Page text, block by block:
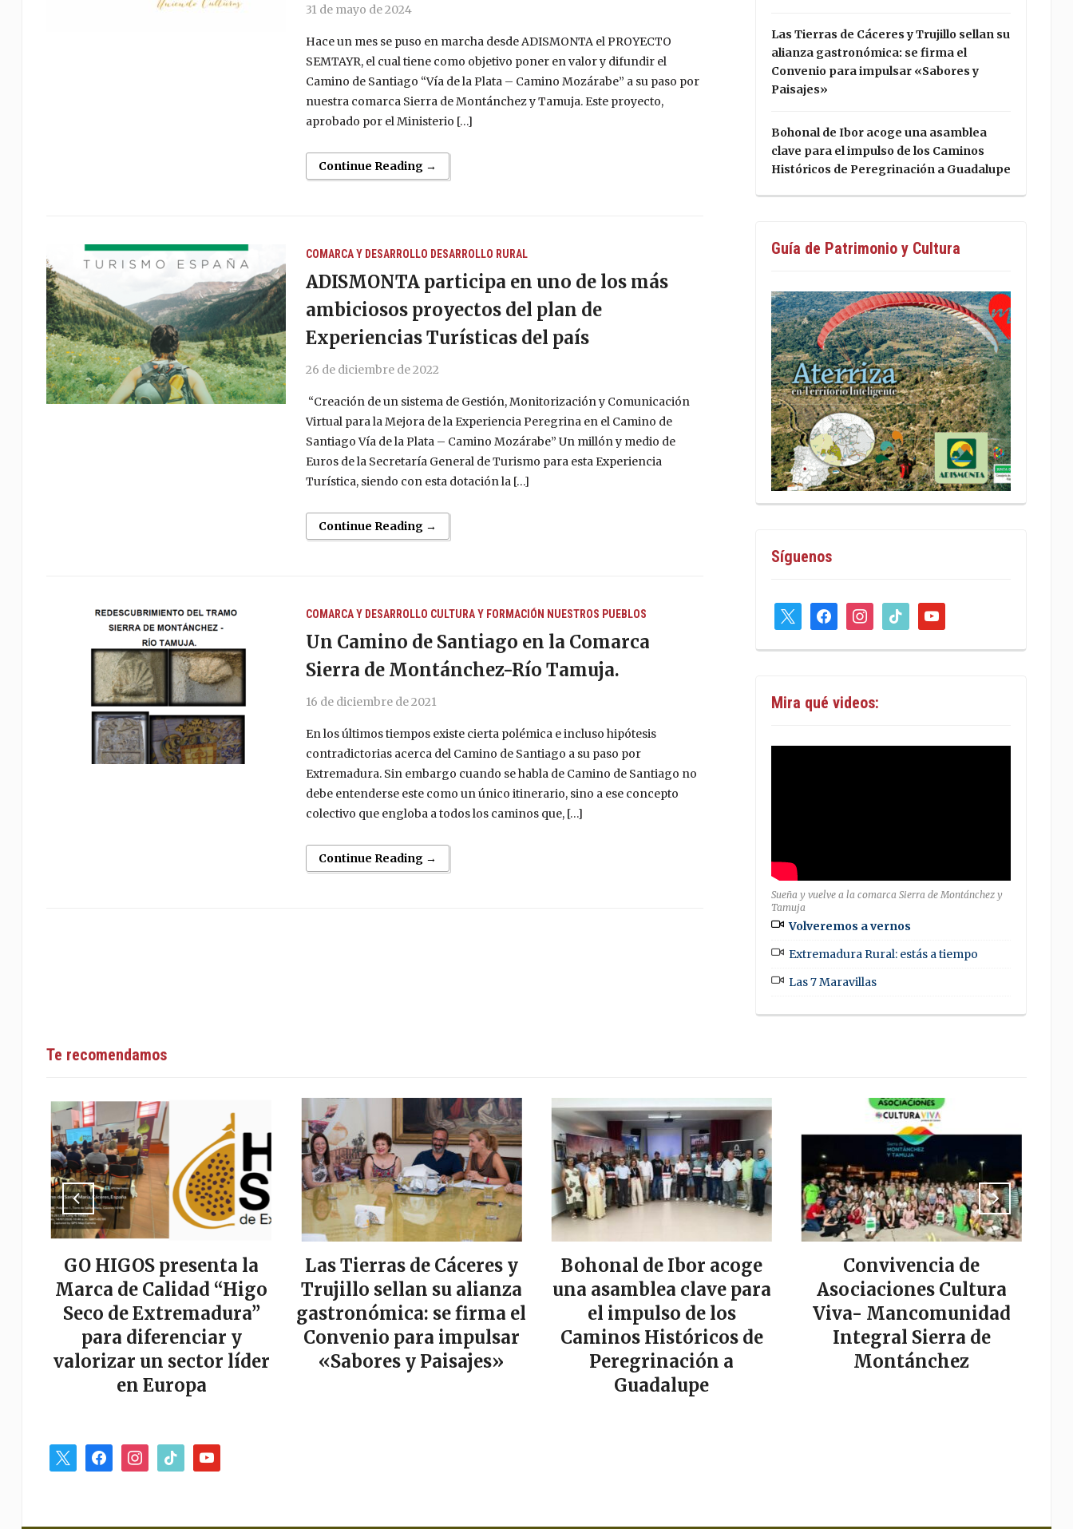
31 de mayo de 2024
Hace un mes se puso en marcha desde ADISMONTA el PROYECTO
SEMTAYR, el cual tiene como objetivo poner en valor y difundir el
Camino de Santiago “Vía de la Plata – Camino Mozárabe” a su paso por
nuestra comarca Sierra de Montánchez y Tamuja. Este proyecto,
aprobado por el Ministerio […]
Continue Reading →
COMARCA Y DESARROLLO DESARROLLO RURAL
ADISMONTA participa en uno de los más
ambiciosos proyectos del plan de
Experiencias Turísticas del país
26 de diciembre de 2022
“Creación de un sistema de Gestión, Monitorización y Comunicación
Virtual para la Mejora de la Experiencia Peregrina en el Camino de
Santiago Vía de la Plata – Camino Mozárabe” Un millón y medio de
Euros de la Secretaría General de Turismo para esta Experiencia
Turística, siendo con esta dotación la […]
Continue Reading →
COMARCA Y DESARROLLO CULTURA Y FORMACIÓN NUESTROS PUEBLOS
Un Camino de Santiago en la Comarca
Sierra de Montánchez-Río Tamuja.
16 de diciembre de 2021
En los últimos tiempos existe cierta polémica e incluso hipótesis
contradictorias acerca del Camino de Santiago a su paso por
Extremadura. Sin embargo cuando se habla de Camino de Santiago no
debe entenderse este como un único itinerario, sino a ese concepto
colectivo que engloba a todos los caminos que, […]
Continue Reading →
Las Tierras de Cáceres y Trujillo sellan su
alianza gastronómica: se firma el
Convenio para impulsar «Sabores y
Paisajes»
Bohonal de Ibor acoge una asamblea
clave para el impulso de los Caminos
Históricos de Peregrinación a Guadalupe
Guía de Patrimonio y Cultura
Síguenos
facebookinstagram
tiktok youtube
Mira qué videos:
Sueña y vuelve a la comarca Sierra de Montánchez y
Tamuja
Volveremos a vernos
Extremadura Rural: estás a tiempo
Las 7 Maravillas
Te recomendamos
GO HIGOS presenta la
Marca de Calidad “Higo
Seco de Extremadura”
para diferenciar y
valorizar un sector líder
en Europa
Las Tierras de Cáceres y
Trujillo sellan su alianza
gastronómica: se firma el
Convenio para impulsar
«Sabores y Paisajes»
Bohonal de Ibor acoge
una asamblea clave para
el impulso de los
Caminos Históricos de
Peregrinación a
Guadalupe
Convivencia de
Asociaciones Cultura
Viva- Mancomunidad
Integral Sierra de
Montánchez
facebookinstagram
tiktok youtube